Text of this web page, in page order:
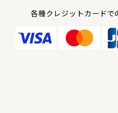
各種クレジットカードで